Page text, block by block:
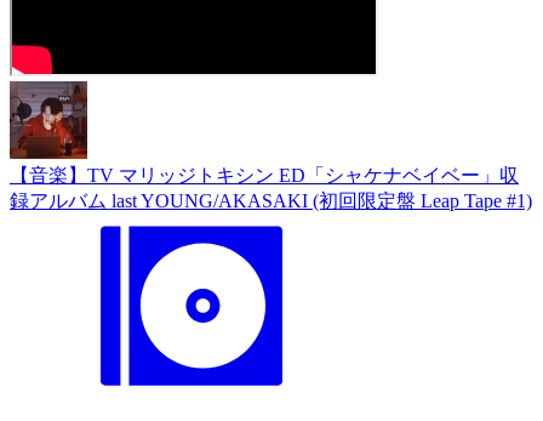
【音楽】TV マリッジトキシン ED「シャケナベイベー」収
録アルバム last YOUNG/AKASAKI (初回限定盤 Leap Tape #1)